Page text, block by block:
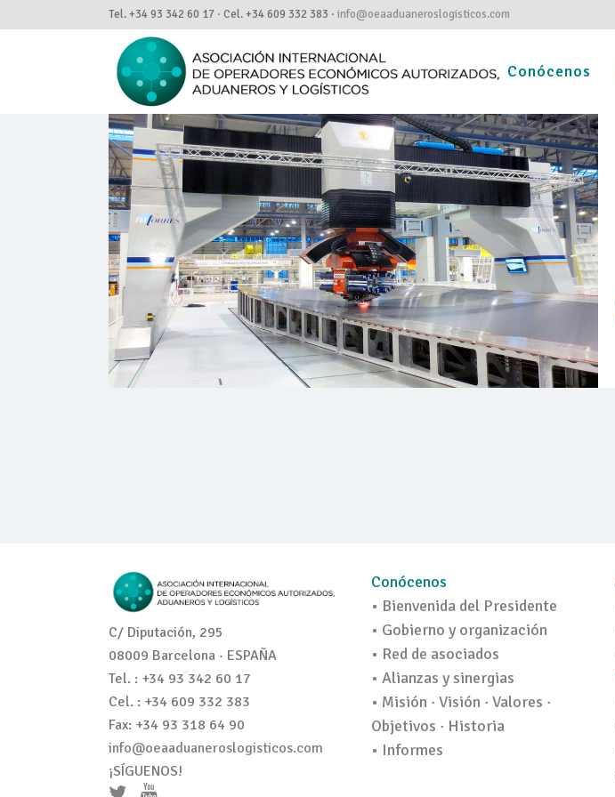
Tel. +34 93 342 60 17 · Cel. +34 609 332 383 · info@oeaaduaneroslogisticos.com
Conócenos
C/ Diputación, 295
08009 Barcelona · ESPAÑA
Tel. : +34 93 342 60 17
Cel. : +34 609 332 383
Fax: +34 93 318 64 90
info@oeaaduaneroslogisticos.com
¡SÍGUENOS!
Conócenos
• Bienvenida del Presidente
• Gobierno y organización
• Red de asociados
• Alianzas y sinergias
• Misión · Visión · Valores ·
Objetivos · Historia
• Informes